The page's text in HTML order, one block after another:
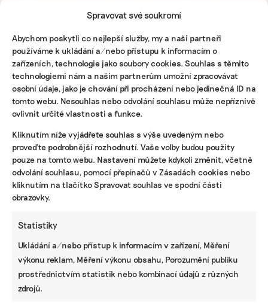
Spravovat své soukromí
Abychom poskytli co nejlepší služby, my a naši partneři
používáme k ukládání a/nebo přístupu k informacím o
zařízeních, technologie jako soubory cookies. Souhlas s těmito
technologiemi nám a našim partnerům umožní zpracovávat
osobní údaje, jako je chování při procházení nebo jedinečná ID na
tomto webu. Nesouhlas nebo odvolání souhlasu může nepříznivě
ovlivnit určité vlastnosti a funkce.
Kliknutím níže vyjádřete souhlas s výše uvedeným nebo
proveďte podrobnější rozhodnutí. Vaše volby budou použity
pouze na tomto webu. Nastavení můžete kdykoli změnit, včetně
odvolání souhlasu, pomocí přepínačů v Zásadách cookies nebo
kliknutím na tlačítko Spravovat souhlas ve spodní části
obrazovky.
Statistiky
Ukládání a/nebo přístup k informacím v zařízení, Měření
výkonu reklam, Měření výkonu obsahu, Porozumění publiku
prostřednictvím statistik nebo kombinací údajů z různých
zdrojů.
skládkách, což je nežádoucí. Organizace se snaží
testovat i jejich kompostování za použití hub nebo
žížal.
Agentura Reuters v loňské červnovéfotoreportáži
informovala, že Matter of Trust působí například
v Chile, kde se vlasy používají pro zachycování
polutantů. Kromě ropy jsou to i těžké kovy.
Pokud jde o využívání vlasů na pohlcování ropy,
Jan Freidinger z Greenpeace by se vyhnul
přepravě na velké vzdálenosti. Při detailní
kalkulaci uhlíkové stopy nebo znečištění z lodní
dopravy mohou totiž negativa převýšit zamýšlené
nejblíže místa původu. „Nicméně podobná
iniciativa bez ohledu na uhlíkovou stopu je
prospěšná i z jiného hlediska. Může být třeba
začátkem hledání využití vlasů i v Česku,“
domnívá se Freidinger.